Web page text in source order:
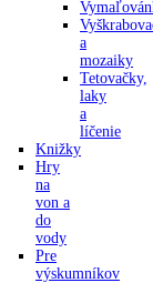
a
mozaiky
Tetovačky,
laky
a
líčenie
Knižky
Hry
na
von a
do
vody
Pre
výskumníkov